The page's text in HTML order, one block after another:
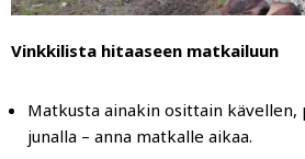
Vinkkilista hitaaseen matkailuun
Matkusta ainakin osittain kävellen,
junalla – anna matkalle aikaa.